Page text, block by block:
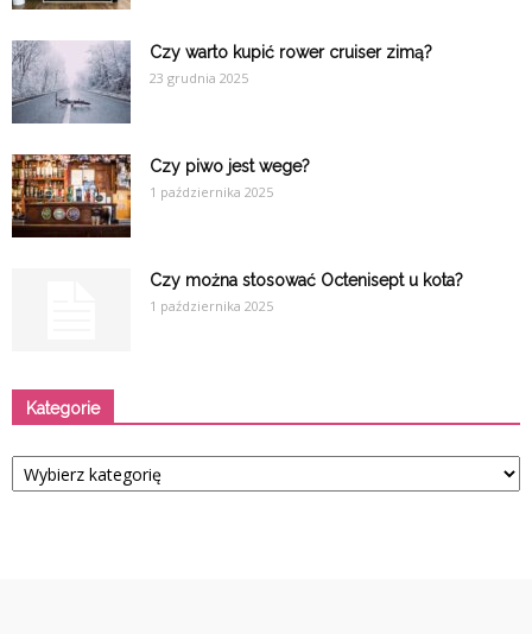
Czy warto kupić rower cruiser zimą?
23 grudnia 2025
Czy piwo jest wege?
1 października 2025
Czy można stosować Octenisept u kota?
1 października 2025
Kategorie
Kategorie